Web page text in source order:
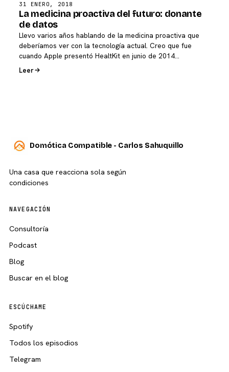
31 ENERO, 2018
La medicina proactiva del futuro: donante
de datos
Llevo varios años hablando de la medicina proactiva que
deberíamos ver con la tecnología actual. Creo que fue
cuando Apple presentó HealtKit en junio de 2014…
Leer
Domótica Compatible - Carlos Sahuquillo
Una casa que reacciona sola según
condiciones
NAVEGACIÓN
Consultoría
Podcast
Blog
Buscar en el blog
ESCÚCHAME
Spotify
Todos los episodios
Telegram